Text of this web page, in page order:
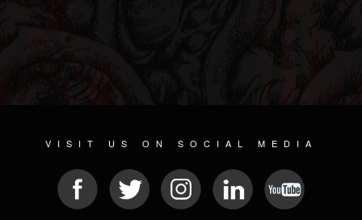
VISIT US ON SOCIAL MEDIA